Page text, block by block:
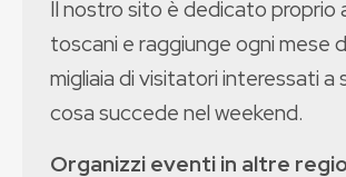
Il nostro sito è dedicato proprio
toscani e raggiunge ogni mese
migliaia di visitatori interessati a
cosa succede nel weekend.
Organizzi eventi in altre